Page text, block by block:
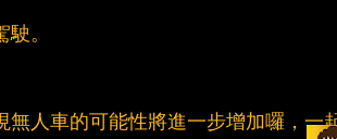
。
人車的可能性將進一步增加囉，一